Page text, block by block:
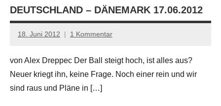
DEUTSCHLAND – DÄNEMARK 17.06.2012
18. Juni 2012
Anton
Leitner
1 Kommentar
von Alex Dreppec Der Ball steigt hoch, ist alles aus?
Neuer kriegt ihn, keine Frage. Noch einer rein und wir
sind raus und Pläne in […]